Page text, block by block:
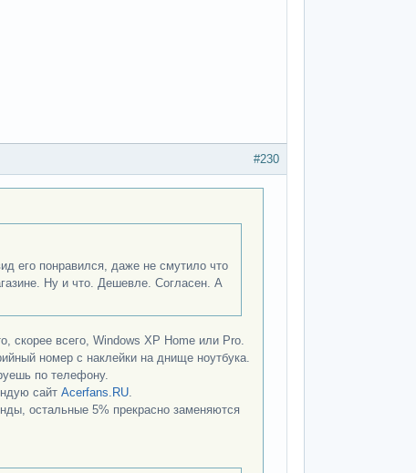
#230
его понравился, даже не смутило что
Ну и что. Дешевле. Согласен. А
скорее всего, Windows XP Home или Pro.
номер с наклейки на днище ноутбука.
по телефону.
сайт Acerfans.RU.
остальные 5% прекрасно заменяются